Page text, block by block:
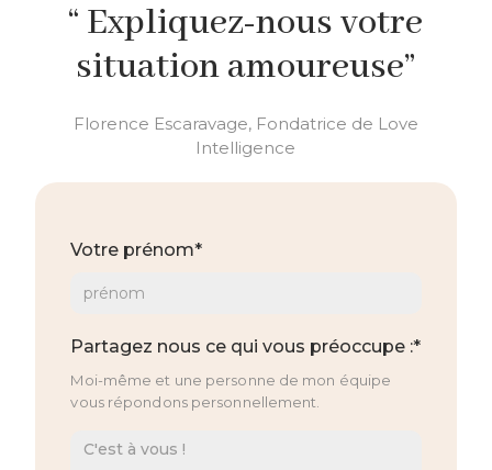
“ Expliquez-nous votre
situation amoureuse”
Florence Escaravage, Fondatrice de Love
Intelligence
Votre prénom*
Partagez nous ce qui vous préoccupe :*
Moi-même et une personne de mon équipe
vous répondons personnellement.